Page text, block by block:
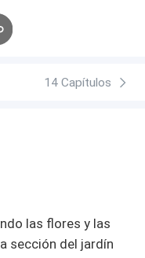
y una guerra
14 Capítulos
las flores y las
sección del jardín